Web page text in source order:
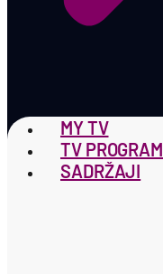
MY TV
TV PROGRAM
SADRŽAJI